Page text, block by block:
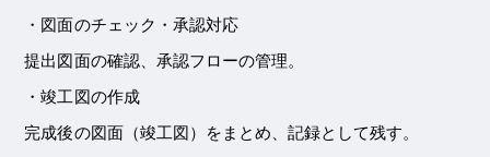
・図面のチェック・承認対応
提出図面の確認、承認フローの管理。
・竣工図の作成
完成後の図面（竣工図）をまとめ、記録として残す。